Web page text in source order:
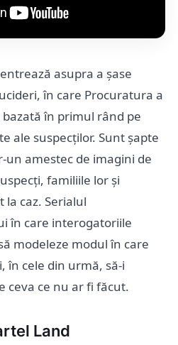
asupra a șase
în care Procuratura a
în primul rând pe
ale suspecților. Sunt șapte
amestec de imagini de
familiile lor și
la caz. Serialul
în care interogatoriile
modeleze modul în care
în cele din urmă, să-i
ceva ce nu ar fi făcut.
Land